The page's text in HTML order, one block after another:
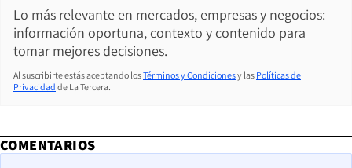
Lo más relevante en mercados, empresas y negocios:
información oportuna, contexto y contenido para
tomar mejores decisiones.
Al suscribirte estás aceptando losTérminos y Condicionesy las Políticas de
Privacidad de La Tercera.
COMENTARIOS